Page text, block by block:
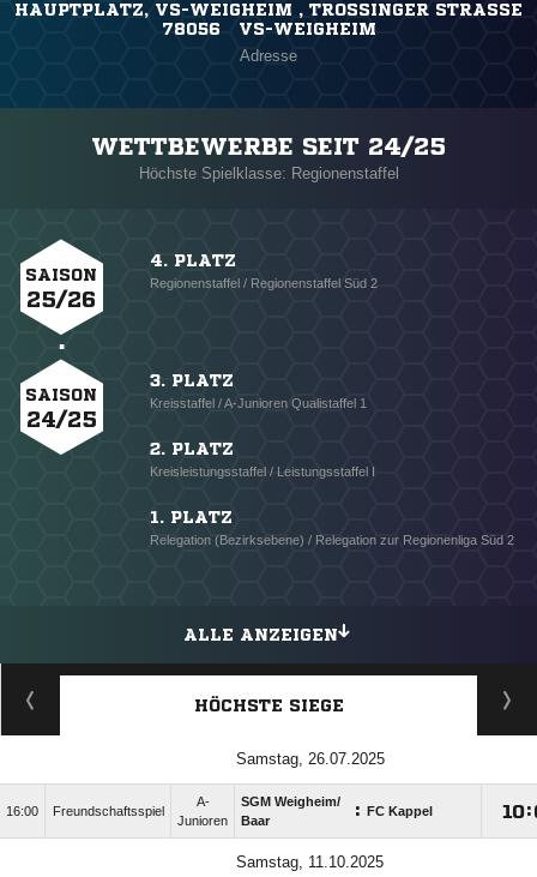
HAUPTPLATZ, VS-WEIGHEIM , TROSSINGER STRASSE
78056 VS-WEIGHEIM
Adresse
WETTBEWERBE SEIT 24/25
Höchste Spielklasse: Regionenstaffel
SAISON
25/26
4. PLATZ
Regionenstaffel / Regionenstaffel Süd 2
SAISON
24/25
3. PLATZ
Kreisstaffel / A-Junioren Qualistaffel 1
2. PLATZ
Kreisleistungsstaffel / Leistungsstaffel I
1. PLATZ
Relegation (Bezirksebene) / Relegation zur Regionenliga Süd 2
ALLE ANZEIGEN
HÖCHSTE SIEGE
Samstag, 26.07.2025
16:00 Freundschaftsspiel
A-
Junioren
SGM Weigheim/​
Baar
: FC Kappel :
Samstag, 11.10.2025